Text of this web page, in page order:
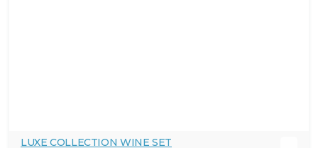
LUXE COLLECTION WINE SET